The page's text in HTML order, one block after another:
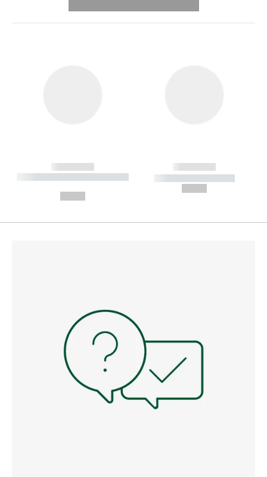
------------
----------- ----------- --------
------------
----------- -----------